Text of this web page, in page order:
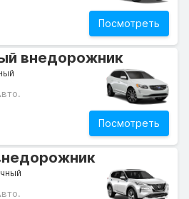
Посмотреть
внедорожник
Посмотреть